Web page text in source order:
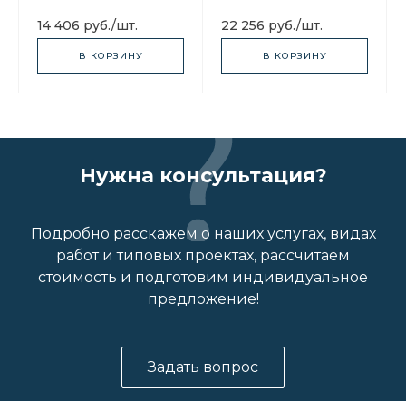
14 406 руб./шт.
В КОРЗИНУ
22 256 руб./шт.
В КОРЗИНУ
Нужна консультация?
Подробно расскажем о наших услугах, видах
работ и типовых проектах, рассчитаем
стоимость и подготовим индивидуальное
предложение!
Задать вопрос